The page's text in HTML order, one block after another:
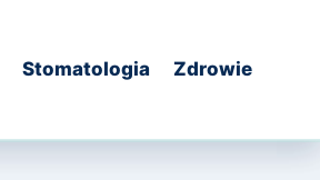
Stomatologia Zdrowie